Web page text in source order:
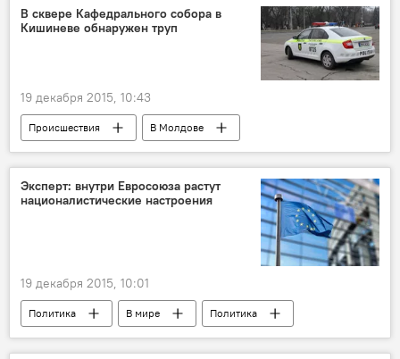
В сквере Кафедрального собора в
Кишиневе обнаружен труп
19 декабря 2015, 10:43
Происшествия
В Молдове
Республика Молдова
криминал
Эксперт: внутри Евросоюза растут
националистические настроения
19 декабря 2015, 10:01
Политика В мире
Политика
В Молдове
Республика Молдова